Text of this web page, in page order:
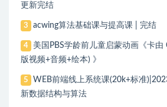
更新完结
3 acwing算法基础课与提高课 | 完结
4
美国PBS学龄前儿童启蒙动画《卡由
版视频+音频+绘本) 》
5
WEB前端线上系统课(20k+标准
新数据结构与算法